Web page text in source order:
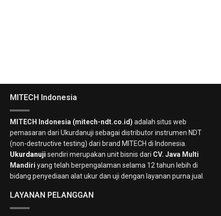
MITECH Indonesia
MITECH Indonesia (mitech-ndt.co.id) adalah situs web
pemasaran dari Ukurdanuji sebagai distributor instrumen NDT
(non-destructive testing) dari brand MITECH di Indonesia.
Ukurdanuji sendiri merupakan unit bisnis dari CV. Java Multi
Mandiri yang telah berpengalaman selama 12 tahun lebih di
bidang penyediaan alat ukur dan uji dengan layanan purna jual.
LAYANAN PELANGGAN